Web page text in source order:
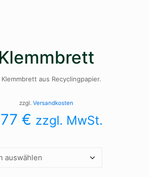
Klemmbrett aus Recyclingpapier.
zzgl. Versandkosten
€ zzgl. MwSt.